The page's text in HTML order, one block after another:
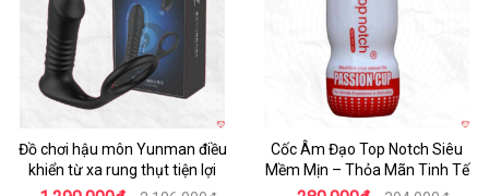
Đồ chơi hậu môn Yunman điều
khiển từ xa rung thụt tiện lợi
Cốc Âm Đạo Top Notch Siêu
Mềm Mịn – Thỏa Mãn Tinh Tế